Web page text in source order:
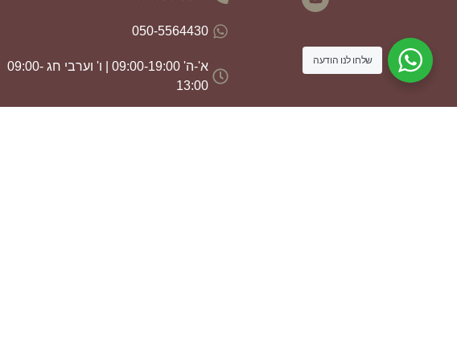
050-5564430
א'-ה' 09:00-19:00 | ו' וערבי חג 09:00-
13:00
שלחו לנו הודעה